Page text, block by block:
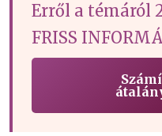
Erről a témáról
FRISS